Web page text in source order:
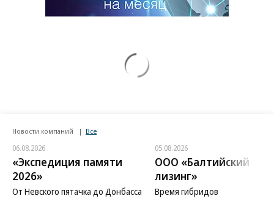
Новости компаний Все
06.08.2026
«Экспедиция памяти
2026»
От Невского пятачка до Донбасса
05.08.2026
ООО «Балтийский
лизинг»
Время гибридов